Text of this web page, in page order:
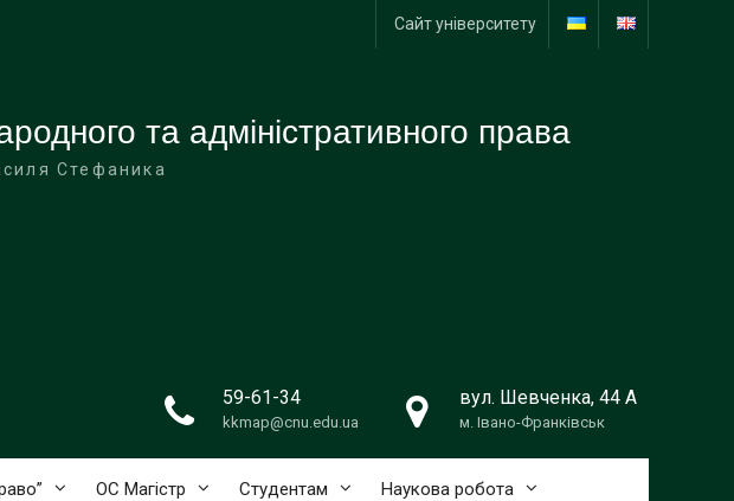
Сайт університету
та адміністративного права
Стефаника
59-61-34
kkmap@cnu.edu.ua
вул. Шевченка, 44 А
м. Івано-Франківськ
ОС Магістр Студентам Наукова робота